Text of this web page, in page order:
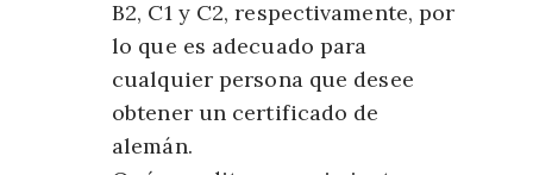
B2, C1 y C2, respectivamente, por
lo que es adecuado para
cualquier persona que desee
obtener un certificado de
alemán.